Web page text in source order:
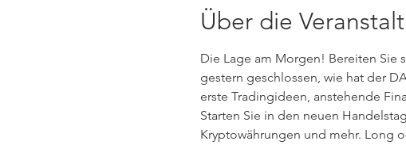
Über die
Die Lage am Morgen! Bereiten Sie
gestern geschlossen, wie hat der
erste Tradingideen, anstehende
Starten Sie in den neuen
Kryptowährungen und mehr. Long